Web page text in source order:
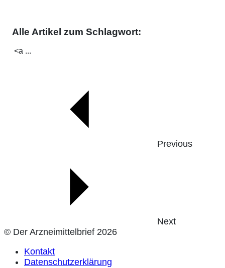
Alle Artikel zum Schlagwort:
<a ...
Previous
Next
© Der Arzneimittelbrief 2026
Kontakt
Datenschutzerklärung